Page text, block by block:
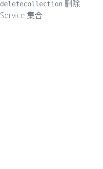
deletecollection 删除
Service 集合